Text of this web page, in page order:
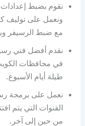
نقوم بضبط
ونعمل على توليف
مع ضبط الرسيفر
نقدم أفضل فني
طيلة أيام الأسبوع.
نعمل على برمجة
القنوات التي يتم
من حين إلى آخر.